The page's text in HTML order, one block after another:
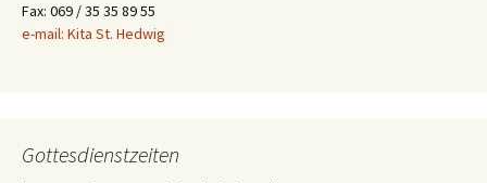
Fax: 069 / 35 35 89 55
e-mail: Kita St. Hedwig
Gottesdienstzeiten